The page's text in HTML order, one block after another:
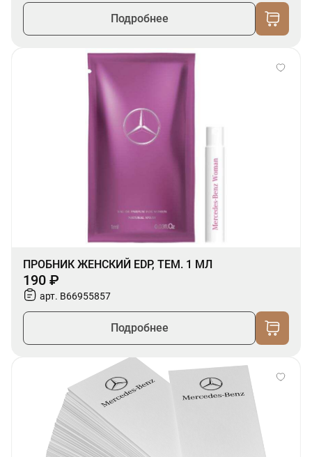
Подробнее
ПРОБНИК ЖЕНСКИЙ EDP, ТЕМ. 1 МЛ
190 ₽
арт. B66955857
Подробнее